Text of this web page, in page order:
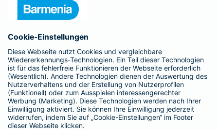
Barmenia ist Teil der BarmeniaGothaer
BELIEBTE SEITEN
Kranken-Zusatzversicherung
Tierversicherungen
Haftpflichtversicherung
Hausratversicherung